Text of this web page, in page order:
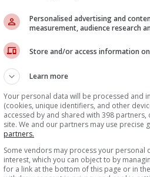
Personalised advertising and
measurement, audience research
Store and/or access information
Learn more
Your personal data will be processed and
(cookies, unique identifiers, and other
accessed by and shared with 398
site. We and our partners may use precise
partners.
Some vendors may process your personal
interest, which you can object to by
for a link at the bottom of this page or in